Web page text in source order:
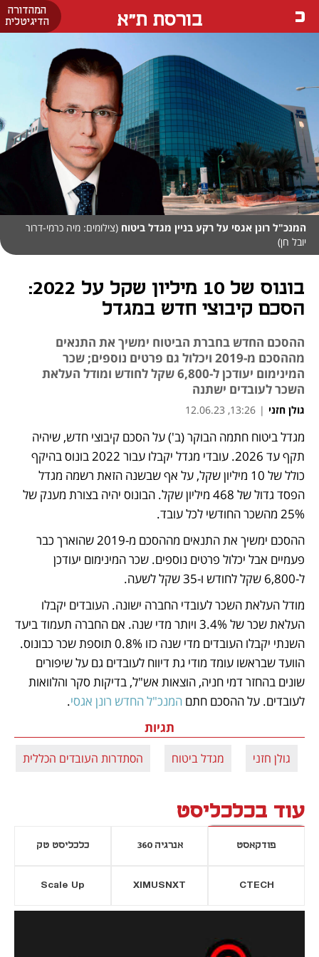
המהדורה
הדיגיטלית
בורסת ת"א
המנכ"ל רונן אגסי על רקע בניין מגדל ביטוח (צילומים: מיה כרמי-דרור
יובל חן)
בונוס של 10 מיליון שקל על 2022:
הסכם קיבוצי חדש במגדל
ההסכם החדש בחברת הביטוח ימשיך את התנאים
מההסכם מ-2019 ויכלול גם פרטים נוספים; שכר
המינימום יעודכן ל-6,800 שקל לחודש ומודל העלאת
השכר לעובדים ישתנה
גולן חזני |
13:26, 12.06.23
25% מהשכר החודשי לכל עובד.
ל-6,800 שקל לחודש ו-35 שקל לשעה.
לעובדים. על ההסכם חתם המנכ"ל החדש רונן אגסי.
תגיות
גולן חזני מגדל ביטוח הסתדרות העובדים הכללית
עוד בכלכליסט
פודקאסט אנרגיה 360 כלכליסט טק
CTECH
XIMUSNXT
Scale Up
נפתח בכרטיסייה חדשה חדשה